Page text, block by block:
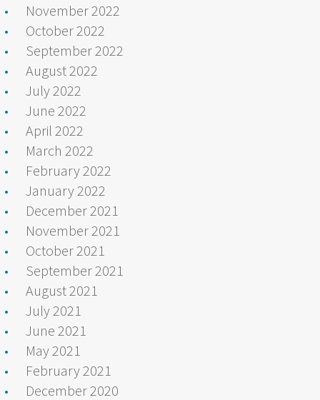
November 2022
October 2022
September 2022
August 2022
July 2022
June 2022
April 2022
March 2022
February 2022
January 2022
December 2021
November 2021
October 2021
September 2021
August 2021
July 2021
June 2021
May 2021
February 2021
December 2020